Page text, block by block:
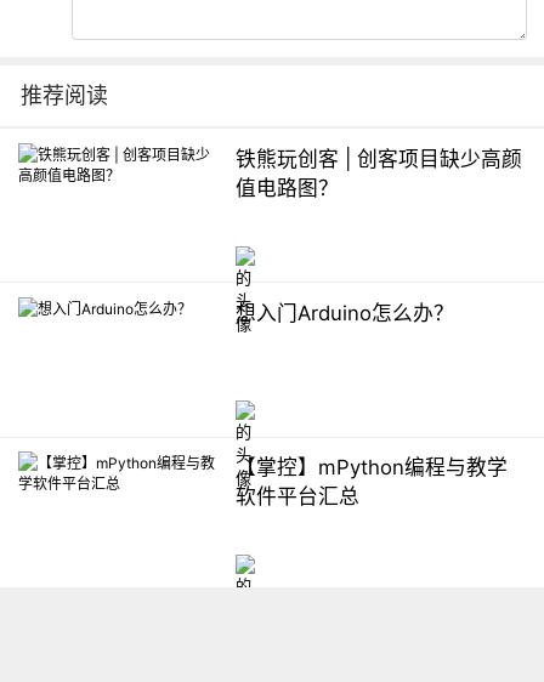
推荐阅读
铁熊玩创客 | 创客项目缺少高颜
值电路图？
想入门Arduino怎么办？
【掌控】mPython编程与教学
软件平台汇总